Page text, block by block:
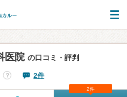
医院 の口コミ・評判
？ 2件
2件